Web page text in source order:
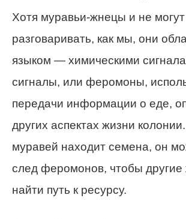
Хотя муравьи-жнецы и не могут
разговаривать, как мы, они
языком — химическими
сигналы, или феромоны,
передачи информации о еде,
других аспектах жизни
муравей находит семена, он
след феромонов, чтобы
найти путь к ресурсу.